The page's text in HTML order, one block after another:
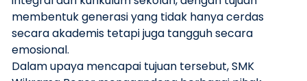
membentuk generasi yang tidak hanya cerdas
secara akademis tetapi juga tangguh secara
emosional.
Dalam upaya mencapai tujuan tersebut, SMK